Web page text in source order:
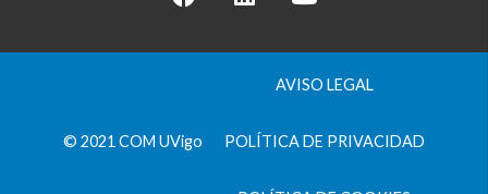
© 2021 COM UVigo
AVISO LEGAL
POLÍTICA DE PRIVACIDAD